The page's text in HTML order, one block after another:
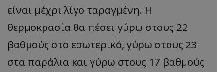
είναι μέχρι λίγο ταραγμένη. Η
θερμοκρασία θα πέσει γύρω στους 22
βαθμούς στο εσωτερικό, γύρω στους 23
στα παράλια και γύρω στους 17 βαθμούς